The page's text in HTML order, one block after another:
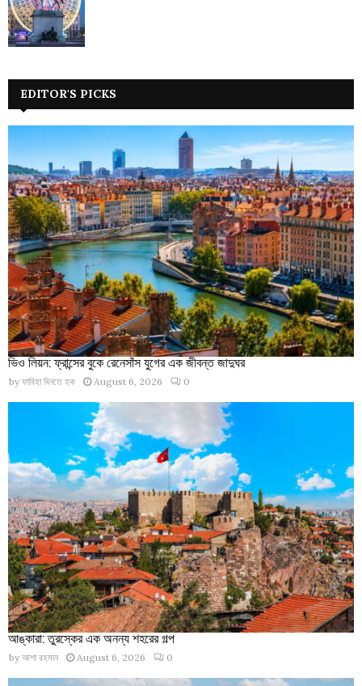
EDITOR'S PICKS
ভিও লিয়ন: ফ্রান্সের বুকে রেনেসাঁস যুগের এক জীবন্ত জাদুঘর
by ফাবিহা বিনতে হক August 6, 2026 0
আঙ্কারা: তুরস্কের এক অনন্য শহরের গল্প
by আশা রহমান August 6, 2026 0